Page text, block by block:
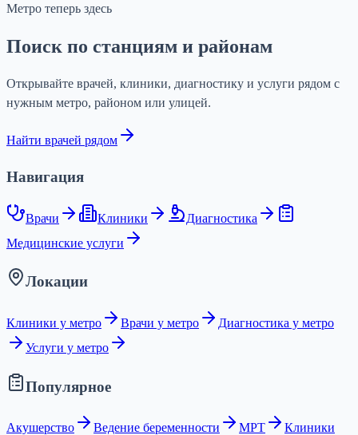
Метро теперь здесь
Поиск по станциям и районам
Открывайте врачей, клиники, диагностику и услуги рядом с
нужным метро, районом или улицей.
Найти врачей рядом
Навигация
Врачи Клиники
Диагностика
Медицинские услуги
Локации
Клиники у метро Врачи у метро
Диагностика у метро
Услуги у метро
Популярное
Акушерство Ведение беременности МРТ
Клиники